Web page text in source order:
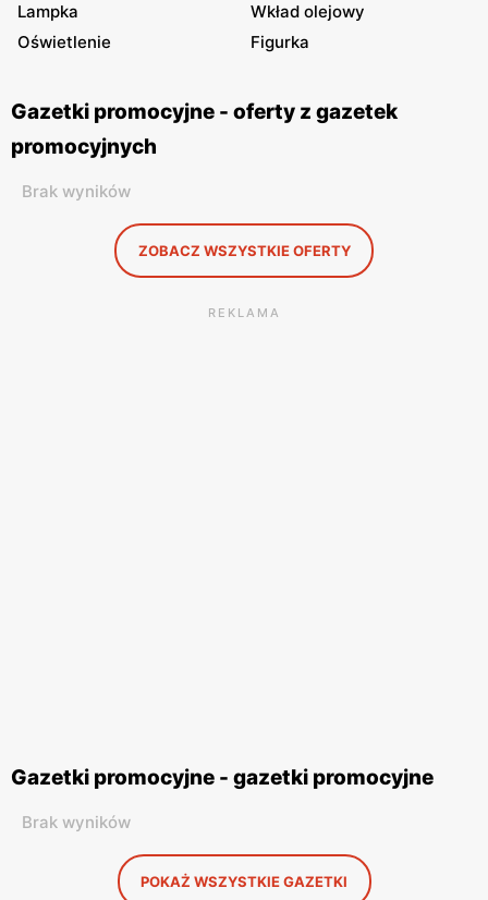
Lampka
Wkład olejowy
Oświetlenie
Figurka
Gazetki promocyjne - oferty z gazetek
promocyjnych
Brak wyników
ZOBACZ WSZYSTKIE OFERTY
REKLAMA
Gazetki promocyjne - gazetki promocyjne
Brak wyników
POKAŻ WSZYSTKIE GAZETKI